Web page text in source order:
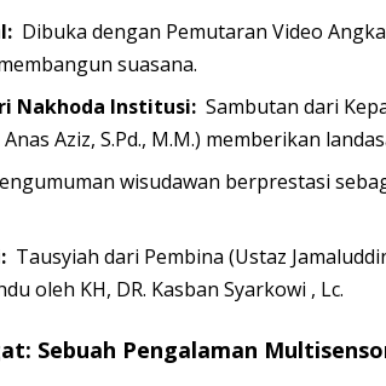
Dibuka dengan Pemutaran Video
suasana.
Nakhoda Institusi: Sambutan dari
Aziz, S.Pd., M.M.) memberikan
wisudawan berprestasi
Tausyiah dari Pembina (Ustaz
oleh KH, DR. Kasban Syarkowi , Lc.
Sebuah Pengalaman